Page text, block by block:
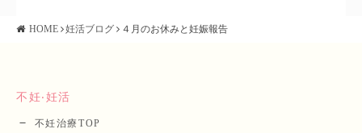
HOME 妊活ブログ ４月のお休みと妊娠報告
不妊‧妊活
不妊治療TOP